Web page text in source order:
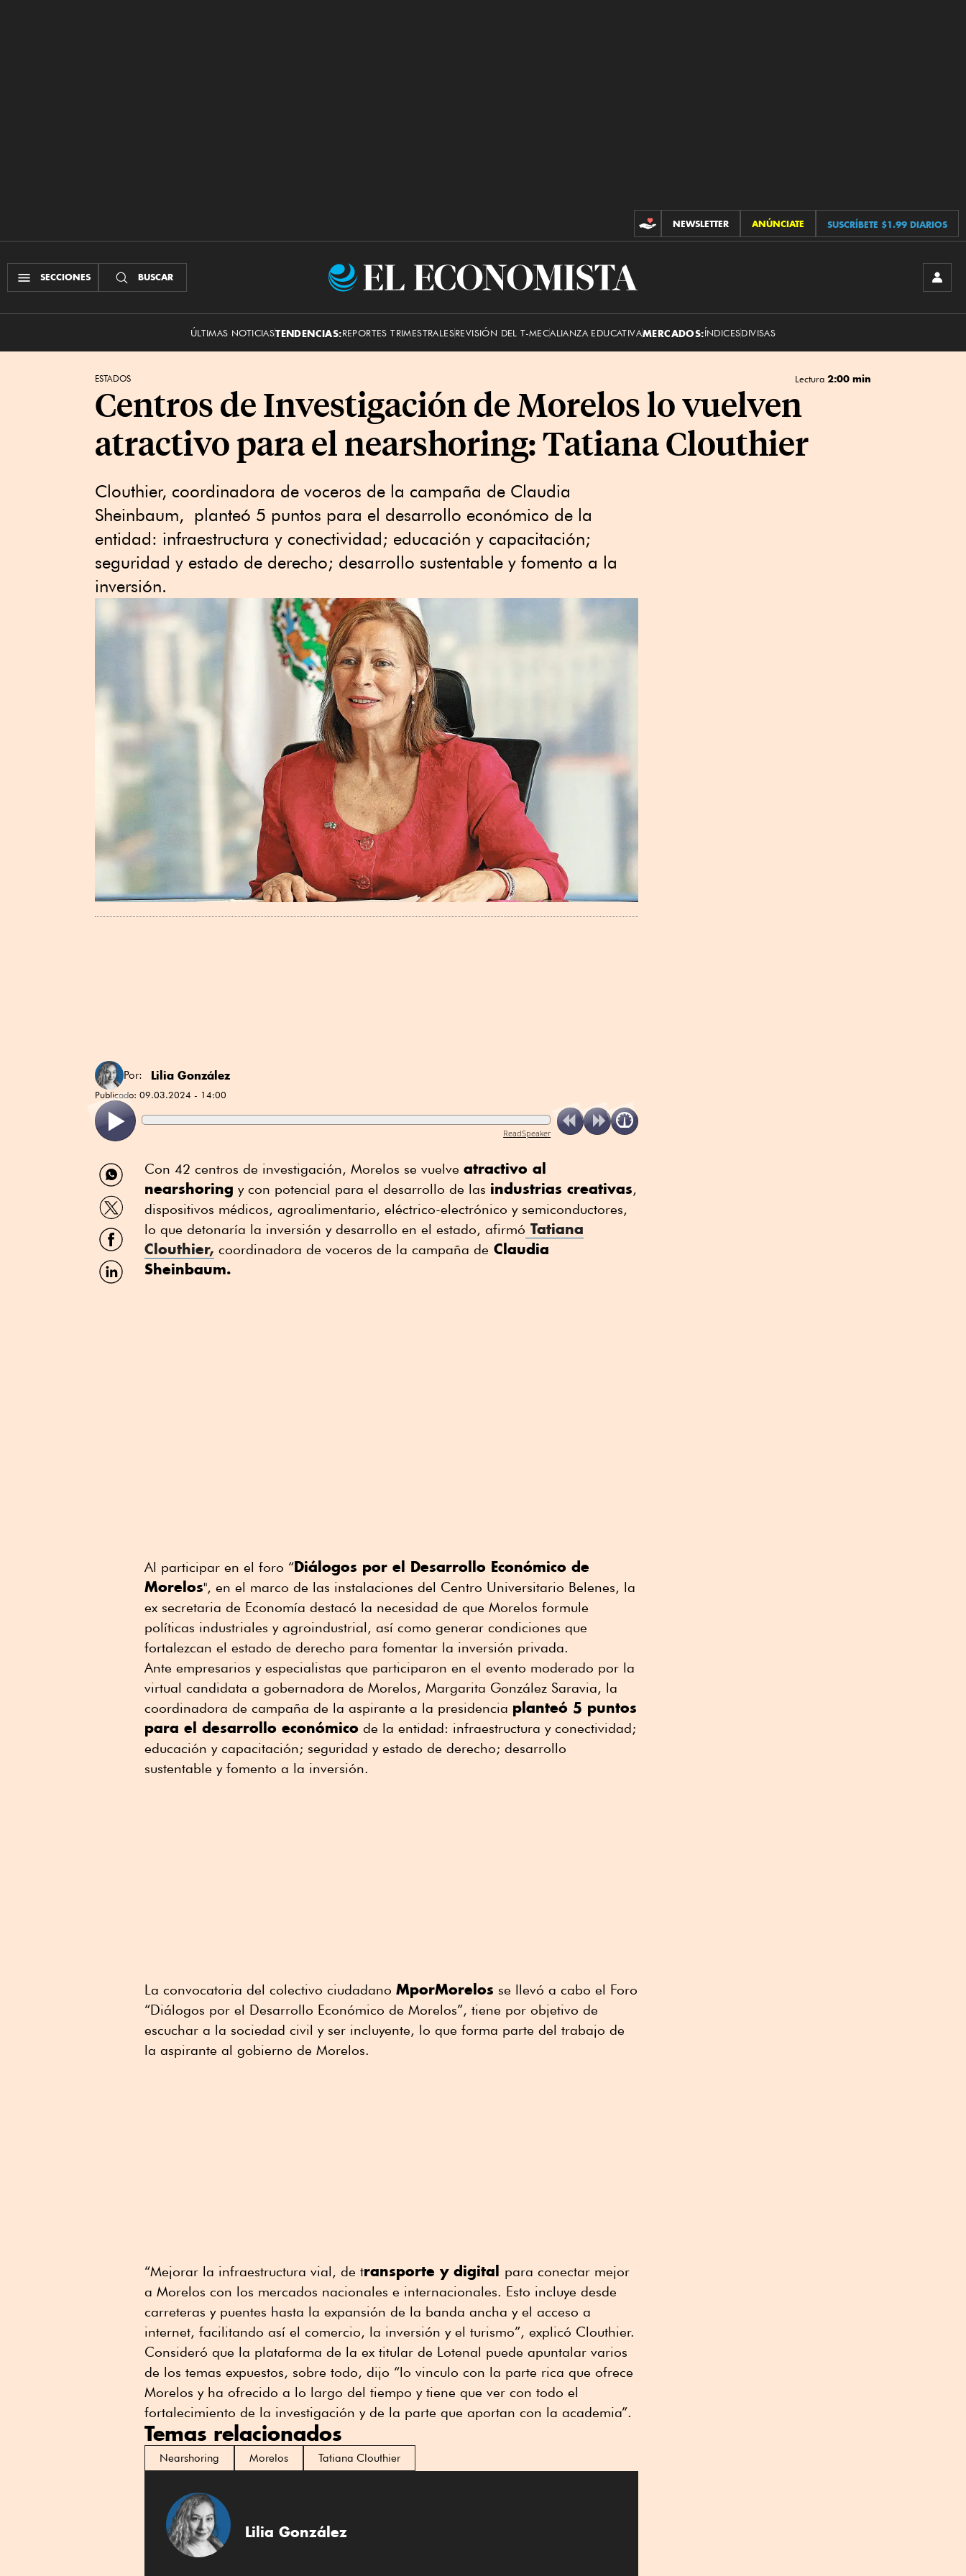
CONTRIBUCIONES
NEWSLETTER ANÚNCIATE SUSCRÍBETE $1.99 DIARIOS
SECCIONES BUSCAR
El
ÚLTIMAS NOTICIASTENDENCIAS:REPORTES TRIMESTRALESREVISIÓN DEL T-MECALIANZA EDUCATIVAMERCADOS:ÍNDICESDIVISAS
ESTADOS Lectura 2:00 min
Centros de Investigación de Morelos lo vuelven
atractivo para el nearshoring: Tatiana Clouthier
Clouthier, coordinadora de voceros de la campaña de Claudia
Sheinbaum, planteó 5 puntos para el desarrollo económico de la
entidad: infraestructura y conectividad; educación y capacitación;
seguridad y estado de derecho; desarrollo sustentable y fomento a la
inversión.
Por: Lilia González
Publicado: 09.03.2024 - 14:00
ReadSpeaker
Compartir
por
WhatsApp
Compartir
por
Twitter
Compartir
por
Facebook
Compartir
por
Con 42 centros de investigación, Morelos se vuelve atractivo al
nearshoring y con potencial para el desarrollo de las industrias creativas,
dispositivos médicos, agroalimentario, eléctrico-electrónico y semiconductores,
lo que detonaría la inversión y desarrollo en el estado, afirmó Tatiana
Clouthier, coordinadora de voceros de la campaña de Claudia
Sheinbaum.
Al participar en el foro “Diálogos por el Desarrollo Económico de
Morelos", en el marco de las instalaciones del Centro Universitario Belenes, la
ex secretaria de Economía destacó la necesidad de que Morelos formule
políticas industriales y agroindustrial, así como generar condiciones que
fortalezcan el estado de derecho para fomentar la inversión privada.
Ante empresarios y especialistas que participaron en el evento moderado por la
virtual candidata a gobernadora de Morelos, Margarita González Saravia, la
coordinadora de campaña de la aspirante a la presidencia planteó 5 puntos
para el desarrollo económico de la entidad: infraestructura y conectividad;
educación y capacitación; seguridad y estado de derecho; desarrollo
sustentable y fomento a la inversión.
La convocatoria del colectivo ciudadano MporMorelos se llevó a cabo el Foro
“Diálogos por el Desarrollo Económico de Morelos”, tiene por objetivo de
escuchar a la sociedad civil y ser incluyente, lo que forma parte del trabajo de
la aspirante al gobierno de Morelos.
“Mejorar la infraestructura vial, de transporte y digital
para conectar mejor
a Morelos con los mercados nacionales e internacionales. Esto incluye desde
carreteras y puentes hasta la expansión de la banda ancha y el acceso a
internet, facilitando así el comercio, la inversión y el turismo”, explicó Clouthier.
Consideró que la plataforma de la ex titular de Lotenal puede apuntalar varios
de los temas expuestos, sobre todo, dijo “lo vinculo con la parte rica que ofrece
Morelos y ha ofrecido a lo largo del tiempo y tiene que ver con todo el
fortalecimiento de la investigación y de la parte que aportan con la academia”.
Temas relacionados
Nearshoring Morelos Tatiana Clouthier
Lilia González